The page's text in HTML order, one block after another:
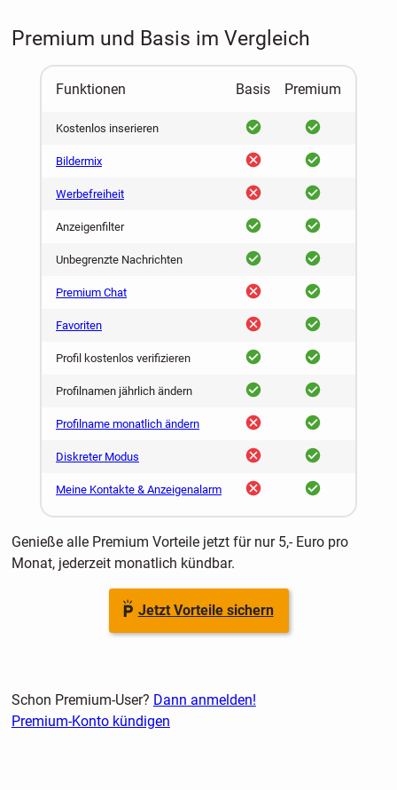
Premium und Basis im Vergleich
Funktionen Basis Premium
Kostenlos inserieren ja ja
Bildermix nein ja
Werbefreiheit nein ja
Anzeigenfilter ja ja
Unbegrenzte Nachrichten ja ja
Premium Chat nein ja
Favoriten nein ja
Profil kostenlos verifizieren ja ja
Profilnamen jährlich ändern ja ja
Profilname monatlich ändern nein ja
Diskreter Modus nein ja
Meine Kontakte & Anzeigenalarm nein ja
Genieße alle Premium Vorteile jetzt für nur 5,- Euro pro
Monat, jederzeit monatlich kündbar.
Jetzt Vorteile sichern
Schon Premium-User? Dann anmelden!
Premium-Konto kündigen